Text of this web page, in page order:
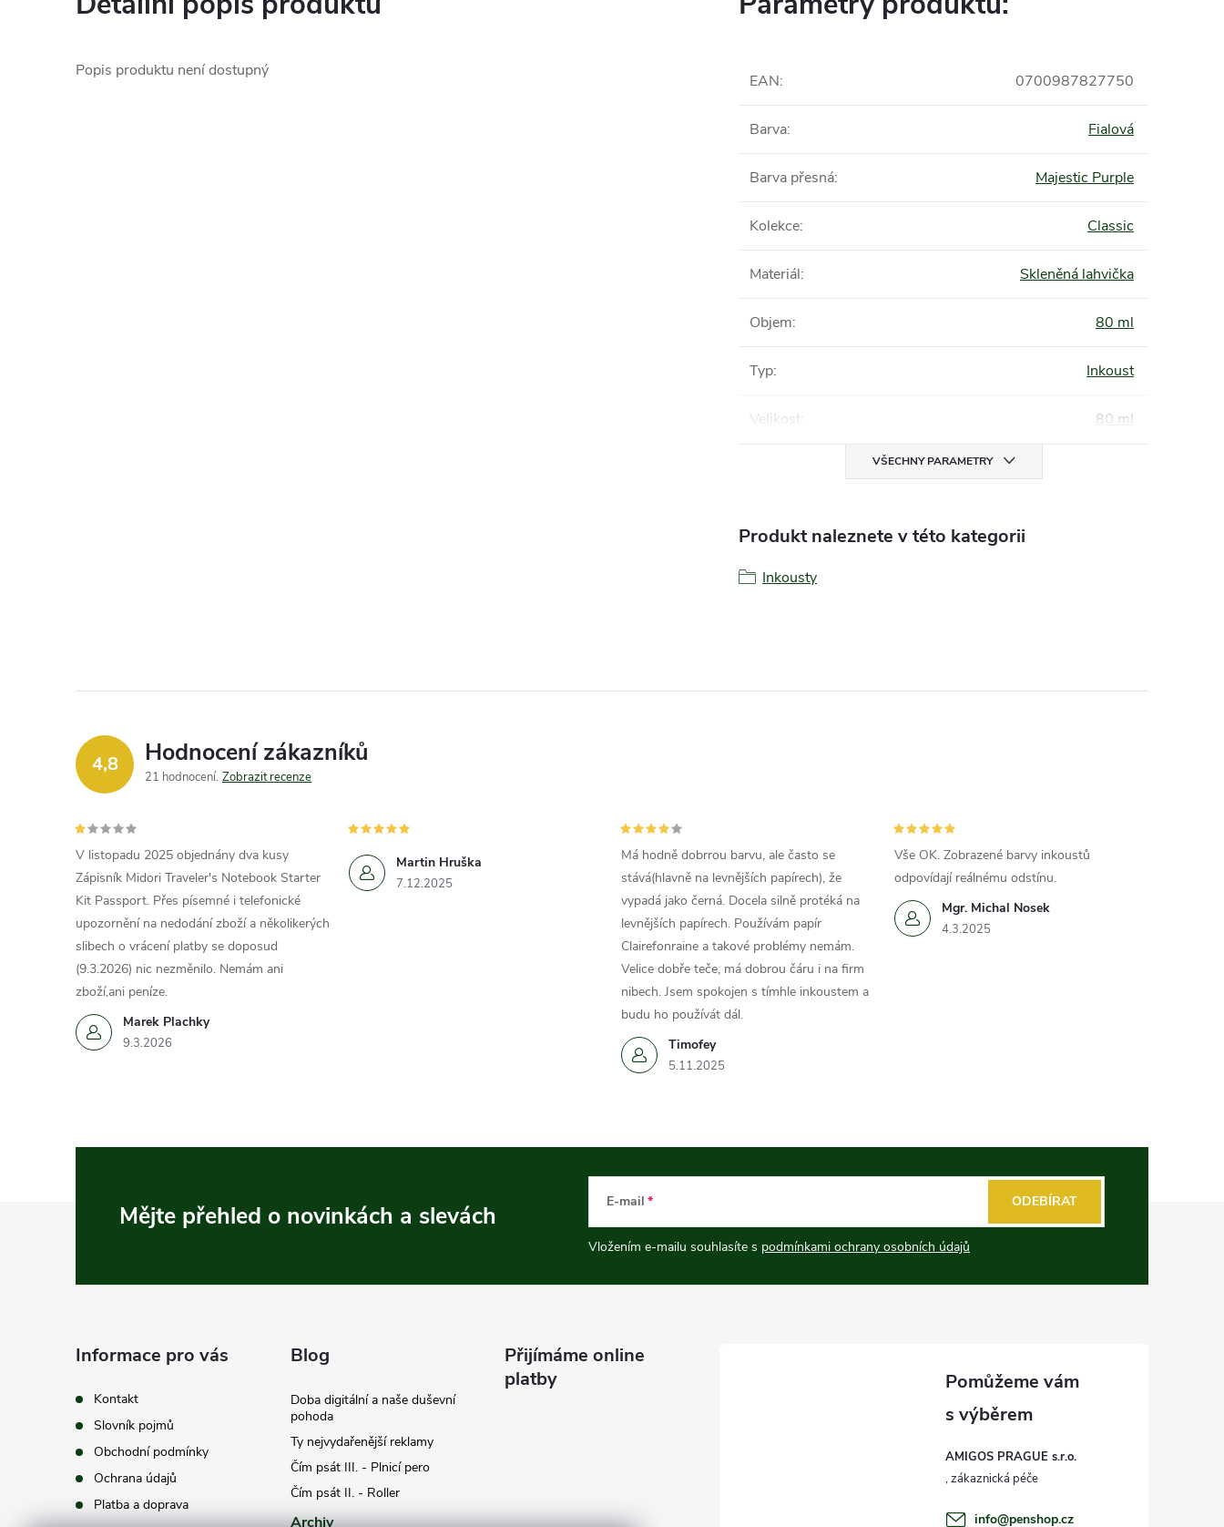
Popis produktu není dostupný
EAN: 0700987827750
Barva: Fialová
Barva přesná: Majestic Purple
Kolekce: Classic
Materiál: Skleněná lahvička
Objem: 80 ml
Typ: Inkoust
Velikost: 80 ml
VŠECHNY PARAMETRY
Produkt naleznete v této kategorii
Inkousty
4,8 Hodnocení zákazníků
21 hodnocení Zobrazit recenze
Marek Plachky
9.3.2026
V listopadu 2025 objednány dva kusy
Zápisník Midori Traveler's Notebook Starter
Kit Passport. Přes písemné i telefonické
upozornění na nedodání zboží a několikerých
slibech o vrácení platby se doposud
(9.3.2026) nic nezměnilo. Nemám ani
zboží,ani peníze.
Martin Hruška
7.12.2025
Timofey
5.11.2025
Má hodně dobrrou barvu, ale často se
stává(hlavně na levnějších papírech), že
vypadá jako černá. Docela silně protéká na
levnějších papírech. Používám papír
Clairefonraine a takové problémy nemám.
Velice dobře teče, má dobrou čáru i na firm
nibech. Jsem spokojen s tímhle inkoustem a
budu ho používát dál.
Mgr. Michal Nosek
4.3.2025
Vše OK. Zobrazené barvy inkoustů
odpovídají reálnému odstínu.
Mějte přehled o novinkách a slevách E-mail
Vložením e-mailu souhlasíte s podmínkami ochrany osobních údajů
ODEBÍRAT
Informace pro vás
Kontakt
Slovník pojmů
Obchodní podmínky
Ochrana údajů
Platba a doprava
Blog
Doba digitální a naše duševní
pohoda
Ty nejvydařenější reklamy
Čím psát III. - Plnicí pero
Čím psát II. - Roller
Archiv
Přijímáme online
platby
AMIGOS PRAGUE s.r.o.
info@penshop.cz